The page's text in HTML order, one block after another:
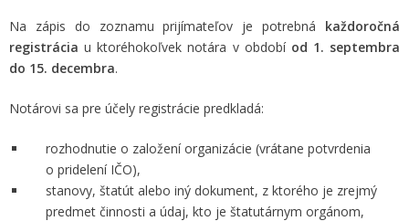
Na zápis do zoznamu prijímateľov je potrebná každoročná
registrácia u ktoréhokoľvek notára v období od 1. septembra
do 15. decembra.
Notárovi sa pre účely registrácie predkladá:
rozhodnutie o založení organizácie (vrátane potvrdenia
o pridelení IČO),
stanovy, štatút alebo iný dokument, z ktorého je zrejmý
predmet činnosti a údaj, kto je štatutárnym orgánom,